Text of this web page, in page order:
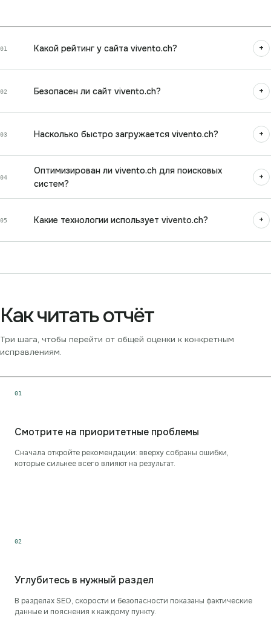
01 Какой рейтинг у сайта vivento.ch? +
02 Безопасен ли сайт vivento.ch? +
03 Насколько быстро загружается vivento.ch? +
04
Оптимизирован ли vivento.ch для поисковых
систем?
+
05 Какие технологии использует vivento.ch? +
Как читать отчёт
Три шага, чтобы перейти от общей оценки к конкретным
исправлениям.
01
Смотрите на приоритетные проблемы
Сначала откройте рекомендации: вверху собраны ошибки,
которые сильнее всего влияют на результат.
02
Углубитесь в нужный раздел
В разделах SEO, скорости и безопасности показаны фактические
данные и пояснения к каждому пункту.